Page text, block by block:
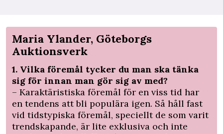
Maria Ylander, Göteborgs
Auktionsverk
1. Vilka föremål tycker du man ska tänka
sig för innan man gör sig av med?
– Karaktäristiska föremål för en viss tid har
en tendens att bli populära igen. Så håll fast
vid tidstypiska föremål, speciellt de som varit
trendskapande, är lite exklusiva och inte